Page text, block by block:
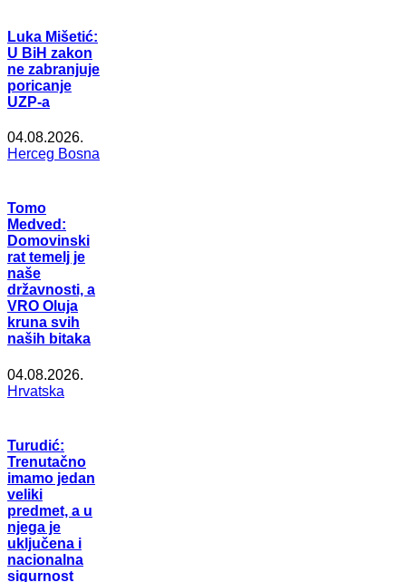
Luka Mišetić:
U BiH zakon
ne zabranjuje
poricanje
UZP-a
04.08.2026.
Herceg Bosna
Tomo
Medved:
Domovinski
rat temelj je
naše
državnosti, a
VRO Oluja
kruna svih
naših bitaka
04.08.2026.
Hrvatska
Turudić:
Trenutačno
imamo jedan
veliki
predmet, a u
njega je
uključena i
nacionalna
sigurnost